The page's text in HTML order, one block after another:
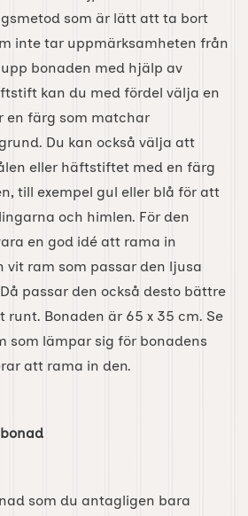
som är lätt att ta bort
inte tar uppmärksamheten från
bonaden med hjälp av
kan du med fördel välja en
en färg som matchar
Du kan också välja att
eller häftstiftet med en färg
till exempel gul eller blå för att
och himlen. För den
en god idé att rama in
vit ram som passar den ljusa
passar den också desto bättre
Bonaden är 65 x 35 cm. Se
som lämpar sig för bonadens
att rama in den.
som du antagligen bara